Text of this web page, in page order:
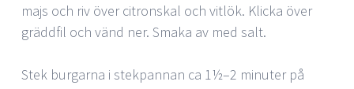
majs och riv över citronskal och vitlök. Klicka över
gräddfil och vänd ner. Smaka av med salt.
Stek burgarna i stekpannan ca 1½–2 minuter på